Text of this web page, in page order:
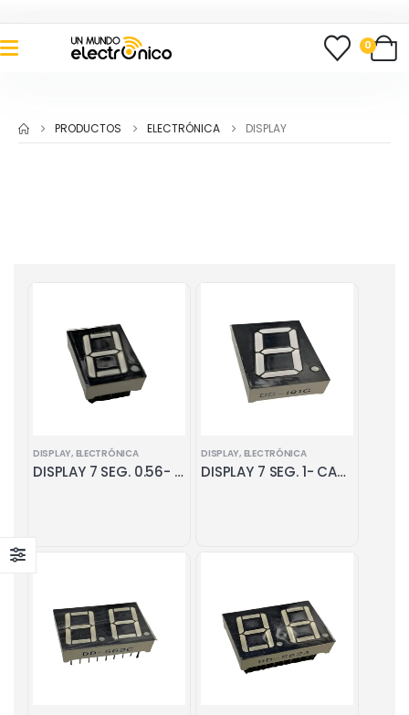
0
PRODUCTOS ELECTRÓNICA DISPLAY
DISPLAY, ELECTRÓNICA
DISPLAY 7 SEG. 0.56- CATHODO COMUN AZUL
DISPLAY, ELECTRÓNICA
DISPLAY 7 SEG. 1- CATODO COMUN